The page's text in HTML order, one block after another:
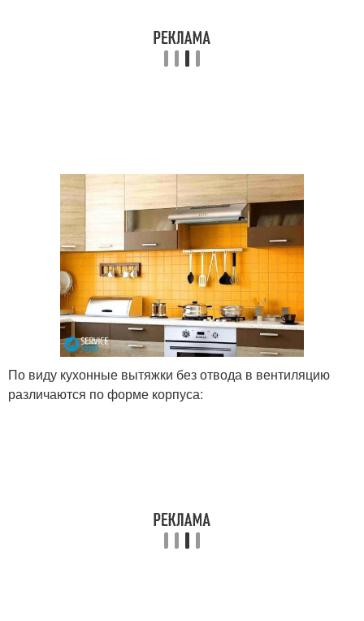
По виду кухонные вытяжки без отвода в вентиляцию
различаются по форме корпуса: